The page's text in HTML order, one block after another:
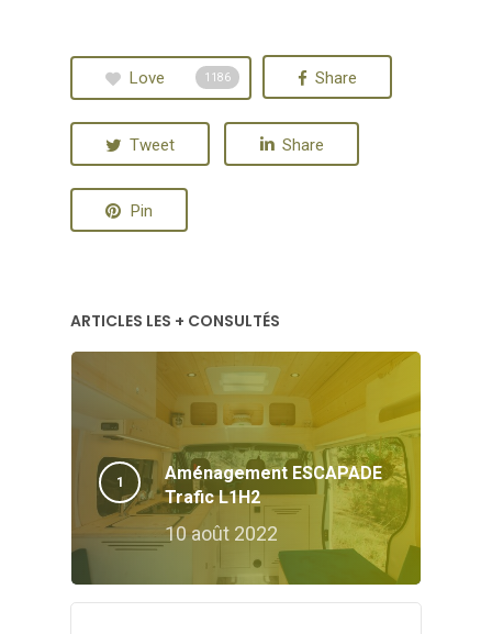
Love 1186 Share
Tweet Share
Pin
ARTICLES LES + CONSULTÉS
Aménagement ESCAPADE
Trafic L1H2
10 août 2022